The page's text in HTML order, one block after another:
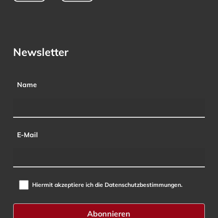
Newsletter
Name
E-Mail
Hiermit akzeptiere ich die Datenschutzbestimmungen.